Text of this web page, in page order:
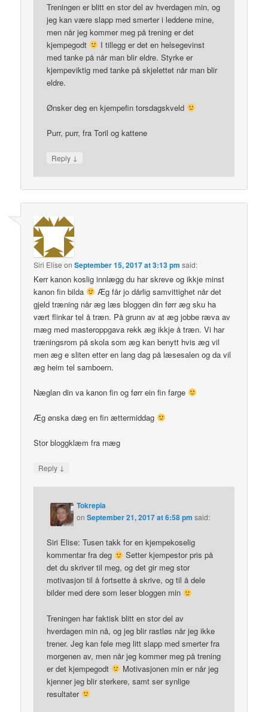
Treningen er blitt en stor del av hverdagen min, og
jeg kan være slapp med smerter i leddene mine,
men når jeg kommer meg på trening er det
kjempegodt
I tillegg er det en helsegevinst
med tanke på når man blir eldre. Styrke er
kjempeviktig med tanke på skjelettet når man blir
eldre.
Ønsker deg en kjempefin torsdagskveld
Purr, purr, fra Toril og kattene
Reply ↓
Siri Elise onSeptember 15, 2017 at 3:13 pm said:
Kerr kanon koslig innlægg du har skreve og ikkje minst
kanon fin bilda
Æg får jo dårlig samvittighet når det
gjeld træning når æg læs bloggen din førr æg sku ha
vært flinkar tel å træn. På grunn av at æg jobbe ræva av
mæg med masteroppgava rekk æg ikkje å træn. Vi har
træningsrom på skola som æg kan benytt hvis æg vil
men æg e sliten etter en lang dag på læsesalen og da vil
æg heim tel samboern.
Næglan din va kanon fin og førr ein fin farge
Æg ønska dæg en fin ættermiddag
Stor bloggklæm fra mæg
Reply ↓
Tokrepia
onSeptember 21, 2017 at 6:58 pm said:
Siri Elise: Tusen takk for en kjempekoselig
kommentar fra deg
Setter kjempestor pris på
det du skriver til meg, og det gir meg stor
motivasjon til å fortsette å skrive, og til å dele
bilder med dere som leser bloggen min
Treningen har faktisk blitt en stor del av
hverdagen min nå, og jeg blir rastløs når jeg ikke
trener. Jeg kan føle meg litt slapp med smerter fra
morgenen av, men når jeg kommer meg på trening
er det kjempegodt
Motivasjonen min er når jeg
kjenner jeg blir sterkere, samt ser synlige
resultater